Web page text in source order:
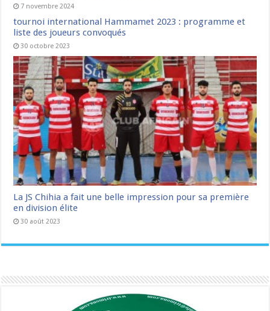
7 novembre 2024
tournoi international Hammamet 2023 : programme et
liste des joueurs convoqués
30 octobre 2023
La JS Chihia a fait une belle impression pour sa première
en division élite
30 août 2023